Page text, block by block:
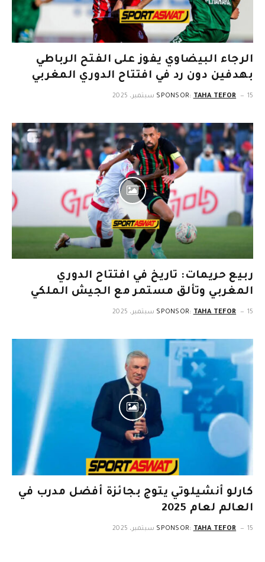
الرجاء البيضاوي يفوز على الفتح الرباطي
بهدفين دون رد في افتتاح الدوري المغربي
SPONSOR: TAHA TEFOR 15 سبتمبر، 2025
ربيع حريمات: تاريخ في افتتاح الدوري
المغربي وتألق مستمر مع الجيش الملكي
SPONSOR: TAHA TEFOR 15 سبتمبر، 2025
كارلو أنشيلوتي يتوج بجائزة أفضل مدرب في
العالم لعام 2025
SPONSOR: TAHA TEFOR 15 سبتمبر، 2025